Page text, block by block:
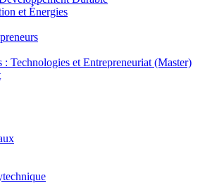
et Énergies
Technologies et Entrepreneuriat (Master)